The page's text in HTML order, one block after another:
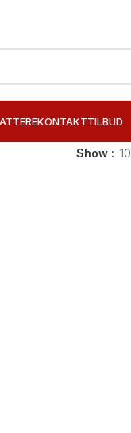
KONTAKTTILBUD
Show 10